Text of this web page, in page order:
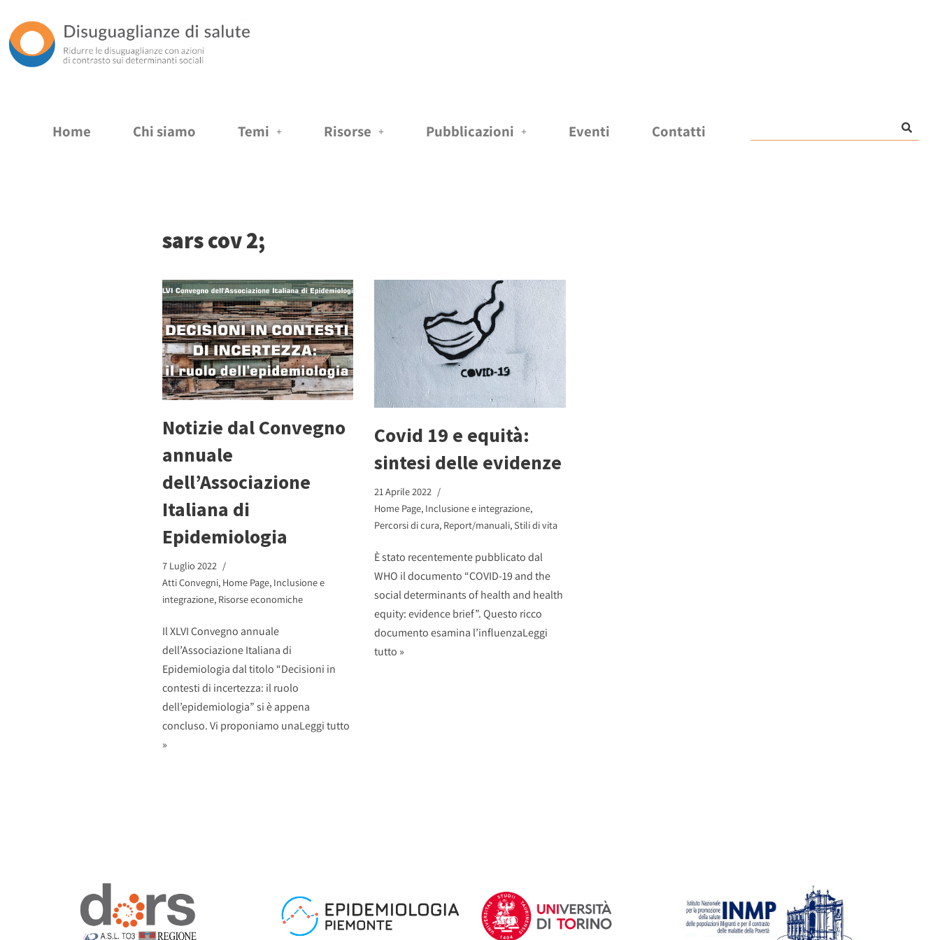
Vai
al
Home Chi siamo Temi Risorse Pubblicazioni Eventi Contatti
sars cov 2;
Notizie dal Convegno
annuale
dell’Associazione
Italiana di
Epidemiologia
7 Luglio 2022
Atti Convegni, Home Page, Inclusione e
integrazione, Risorse economiche
Il XLVI Convegno annuale
dell’Associazione Italiana di
Epidemiologia dal titolo “Decisioni in
contesti di incertezza: il ruolo
dell’epidemiologia” si è appena
concluso. Vi proponiamo unaLeggi tutto
»
Covid 19 e equità:
sintesi delle evidenze
21 Aprile 2022
Home Page, Inclusione e integrazione,
Percorsi di cura, Report/manuali,Stili di vita
È stato recentemente pubblicato dal
WHO il documento “COVID-19 and the
social determinants of health and health
equity: evidence brief”. Questo ricco
documento esamina l’influenzaLeggi
tutto »